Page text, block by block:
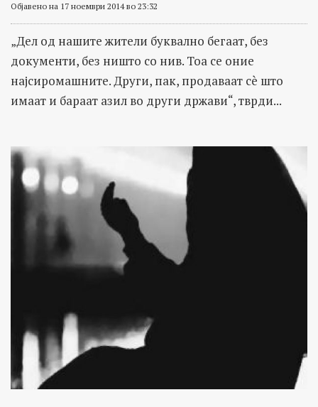
Објавено на 17 ноември 2014 во 23:32
„Дел од нашите жители буквално бегаат, без
документи, без ништо со нив. Тоа се оние
најсиромашните. Други, пак, продаваат сè што
имаат и бараат азил во други држави“, тврди...